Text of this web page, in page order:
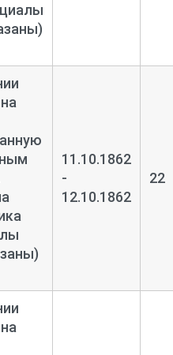
11.10.1862
-
12.10.1862
22